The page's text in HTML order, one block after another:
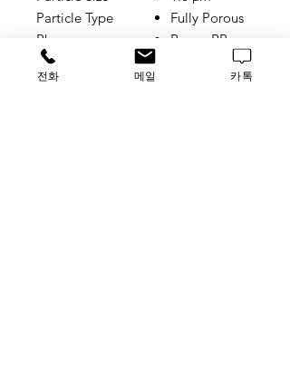
Particle Type
Fully Porous
Phase
Bonus-RP
Pore Size
Pressure Rating
전화 메일 카톡